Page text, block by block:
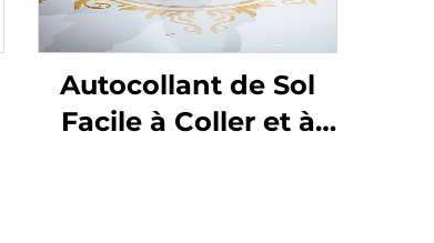
Autocollant de Sol
Facile à Coller et à